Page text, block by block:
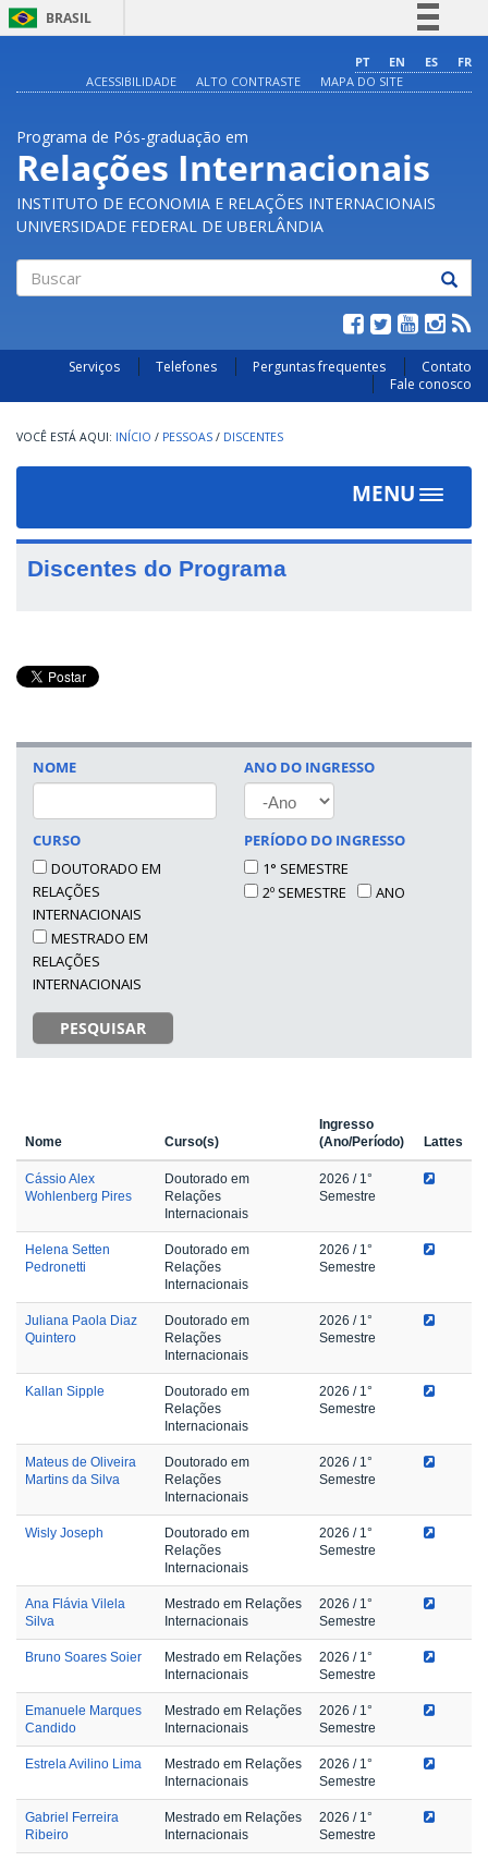
BRASIL
Comunica BR
Acesso à informação
Legislação
PT EN ES
FR
ACESSIBILIDADE
ALTO CONTRASTE MAPA DO SITE
Programa de Pós-graduação em
Relações Internacionais
INSTITUTO DE ECONOMIA E RELAÇÕES INTERNACIONAIS
UNIVERSIDADE FEDERAL DE UBERLÂNDIA
Serviços Telefones Perguntas frequentes
Contato
Fale conosco
INÍCIO / PESSOAS / DISCENTES
MENU
Toggle
Discentes do Programa
NOME
CURSO
DOUTORADO EM
RELAÇÕES
INTERNACIONAIS
MESTRADO EM
RELAÇÕES
INTERNACIONAIS
PESQUISAR
ANO DO INGRESSO
ANO
PERÍODO DO INGRESSO
1° SEMESTRE
2º SEMESTRE
ANO
Nome Curso(s)
Ingresso
(Ano/Período)
Lattes
Cássio Alex
Wohlenberg Pires
Doutorado em
Relações
Internacionais
2026 / 1°
Semestre
Helena Setten
Pedronetti
Doutorado em
Relações
Internacionais
2026 / 1°
Semestre
Juliana Paola Diaz
Quintero
Doutorado em
Relações
Internacionais
2026 / 1°
Semestre
Kallan Sipple
Doutorado em
Relações
Internacionais
2026 / 1°
Semestre
Mateus de Oliveira
Martins da Silva
Doutorado em
Relações
Internacionais
2026 / 1°
Semestre
Wisly Joseph
Doutorado em
Relações
Internacionais
2026 / 1°
Semestre
Ana Flávia Vilela
Silva
Mestrado em Relações
Internacionais
2026 / 1°
Semestre
Bruno Soares Soier
Mestrado em Relações
Internacionais
2026 / 1°
Semestre
Emanuele Marques
Candido
Mestrado em Relações
Internacionais
2026 / 1°
Semestre
Estrela Avilino Lima
Mestrado em Relações
Internacionais
2026 / 1°
Semestre
Gabriel Ferreira
Ribeiro
Mestrado em Relações
Internacionais
2026 / 1°
Semestre